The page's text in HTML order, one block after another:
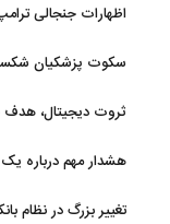
اظهارات جنجالی
سکوت پزشکیان شکست؛
ثروت دیجیتال، هدف
هشدار مهم درباره
تغییر بزرگ در نظام